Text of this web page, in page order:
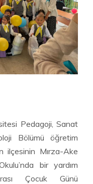
Pedagoji, Sanat
Bölümü öğretim
ilçesinin Mırza-Ake
bir yardım
Çocuk Günü